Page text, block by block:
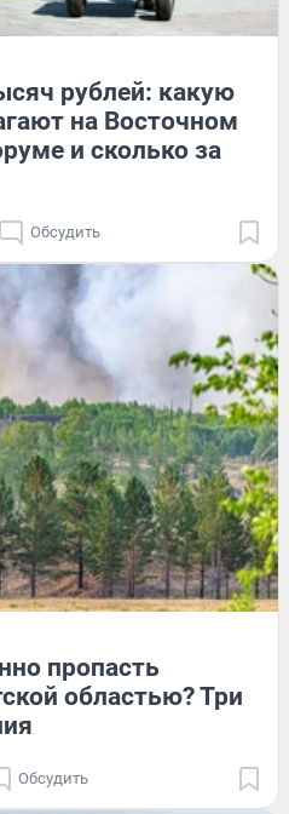
рублей: какую
на Восточном
и сколько за
Обсудить
пропасть
областью? Три
Обсудить